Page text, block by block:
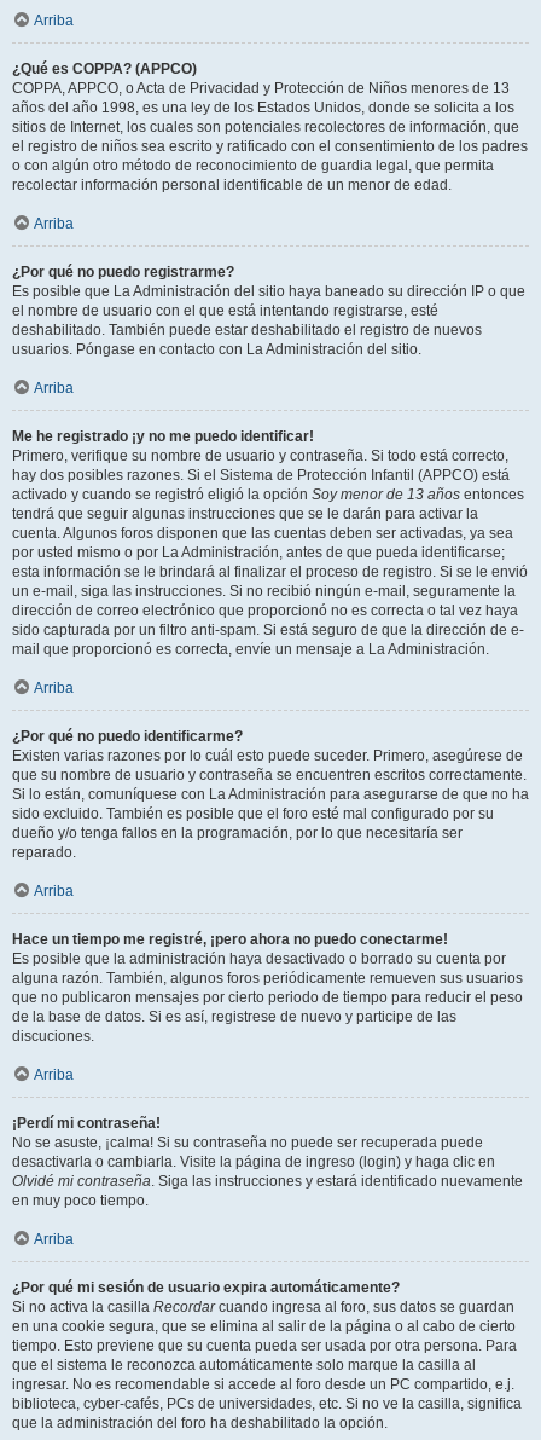
Arriba
¿Qué es COPPA? (APPCO)
COPPA, APPCO, o Acta de Privacidad y Protección de Niños menores de 13
años del año 1998, es una ley de los Estados Unidos, donde se solicita a los
sitios de Internet, los cuales son potenciales recolectores de información, que
el registro de niños sea escrito y ratificado con el consentimiento de los padres
o con algún otro método de reconocimiento de guardia legal, que permita
recolectar información personal identificable de un menor de edad.
Arriba
¿Por qué no puedo registrarme?
Es posible que La Administración del sitio haya baneado su dirección IP o que
el nombre de usuario con el que está intentando registrarse, esté
deshabilitado. También puede estar deshabilitado el registro de nuevos
usuarios. Póngase en contacto con La Administración del sitio.
Arriba
Me he registrado ¡y no me puedo identificar!
Primero, verifique su nombre de usuario y contraseña. Si todo está correcto,
hay dos posibles razones. Si el Sistema de Protección Infantil (APPCO) está
activado y cuando se registró eligió la opción Soy menor de 13 años entonces
tendrá que seguir algunas instrucciones que se le darán para activar la
cuenta. Algunos foros disponen que las cuentas deben ser activadas, ya sea
por usted mismo o por La Administración, antes de que pueda identificarse;
esta información se le brindará al finalizar el proceso de registro. Si se le envió
un e-mail, siga las instrucciones. Si no recibió ningún e-mail, seguramente la
dirección de correo electrónico que proporcionó no es correcta o tal vez haya
sido capturada por un filtro anti-spam. Si está seguro de que la dirección de e-
mail que proporcionó es correcta, envíe un mensaje a La Administración.
Arriba
¿Por qué no puedo identificarme?
Existen varias razones por lo cuál esto puede suceder. Primero, asegúrese de
que su nombre de usuario y contraseña se encuentren escritos correctamente.
Si lo están, comuníquese con La Administración para asegurarse de que no ha
sido excluido. También es posible que el foro esté mal configurado por su
dueño y/o tenga fallos en la programación, por lo que necesitaría ser
reparado.
Arriba
Hace un tiempo me registré, ¡pero ahora no puedo conectarme!
Es posible que la administración haya desactivado o borrado su cuenta por
alguna razón. También, algunos foros periódicamente remueven sus usuarios
que no publicaron mensajes por cierto periodo de tiempo para reducir el peso
de la base de datos. Si es así, registrese de nuevo y participe de las
discuciones.
Arriba
¡Perdí mi contraseña!
No se asuste, ¡calma! Si su contraseña no puede ser recuperada puede
desactivarla o cambiarla. Visite la página de ingreso (login) y haga clic en
Olvidé mi contraseña. Siga las instrucciones y estará identificado nuevamente
en muy poco tiempo.
Arriba
¿Por qué mi sesión de usuario expira automáticamente?
Si no activa la casilla Recordarcuando ingresa al foro, sus datos se guardan
en una cookie segura, que se elimina al salir de la página o al cabo de cierto
tiempo. Esto previene que su cuenta pueda ser usada por otra persona. Para
que el sistema le reconozca automáticamente solo marque la casilla al
ingresar. No es recomendable si accede al foro desde un PC compartido, e.j.
biblioteca, cyber-cafés, PCs de universidades, etc. Si no ve la casilla, significa
que la administración del foro ha deshabilitado la opción.